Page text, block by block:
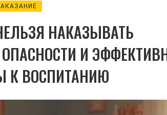
НАКАЗЫВАТЬ
ОПАСНОСТИ И
К ВОСПИТАНИЮ
у ребенка,
почему детские
поощрение более
наказание.
которые
и воспитание более
результативным.
социальные
среды для развития
состоянию и
моменты. Родители
роль, создавая